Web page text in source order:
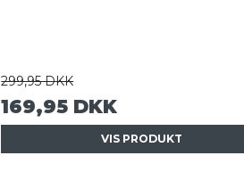
299,95 DKK
169,95 DKK
VIS PRODUKT